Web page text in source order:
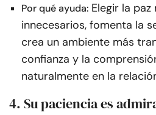
Por qué ayuda: Elegir la
innecesarios, fomenta la
crea un ambiente más
confianza y la
naturalmente en la
4. Su paciencia es